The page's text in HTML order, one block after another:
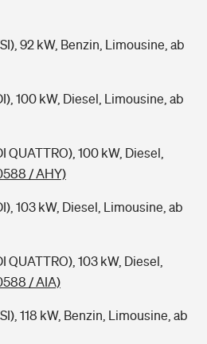
92 kW, Benzin, Limousine, ab
100 kW, Diesel, Limousine, ab
QUATTRO), 100 kW, Diesel,
/ AHY)
103 kW, Diesel, Limousine, ab
QUATTRO), 103 kW, Diesel,
/ AIA)
118 kW, Benzin, Limousine, ab